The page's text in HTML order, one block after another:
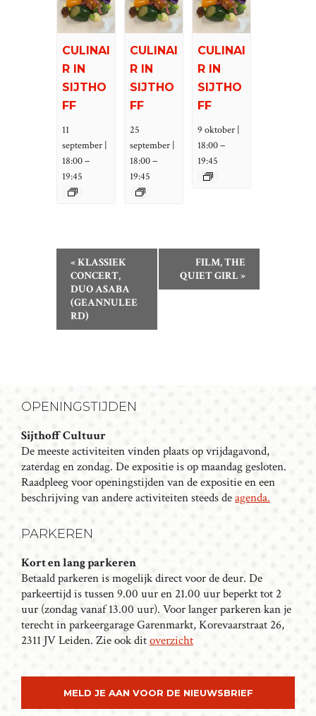
CULINAI
R IN
SIJTHO
FF
11
september |
18:00–
19:45
CULINAI
R IN
SIJTHO
FF
25
september |
18:00–
19:45
CULINAI
R IN
SIJTHO
FF
9 oktober |
18:00–
19:45
E
T
A
V
I
G
T
E
«KLASSIEK
CONCERT,
DUO ASABA
(GEANNULEE
RD)
FILM, THE
QUIET GIRL»
OPENINGSTIJDEN
Sijthoff Cultuur
De meeste activiteiten vinden plaats op vrijdagavond,
zaterdag en zondag. De expositie is op maandag gesloten.
Raadpleeg voor openingstijden van de expositie en een
beschrijving van andere activiteiten steeds deagenda.
PARKEREN
Kort en lang parkeren
Betaald parkeren is mogelijk direct voor de deur. De
parkeertijd is tussen 9.00 uur en 21.00 uur beperkt tot 2
uur (zondag vanaf 13.00 uur). Voor langer parkeren kan je
terecht in parkeergarage Garenmarkt, Korevaarstraat 26,
2311 JV Leiden. Zie ook ditoverzicht
MELD JE AAN VOOR DE NIEUWSBRIEF